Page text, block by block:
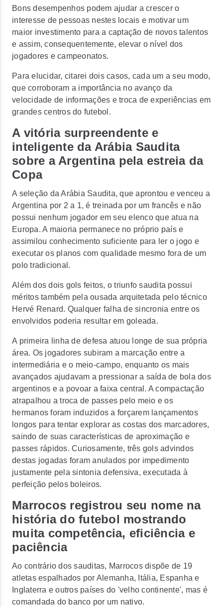
Bons desempenhos podem ajudar a crescer o
interesse de pessoas nestes locais e motivar um
maior investimento para a captação de novos talentos
e assim, consequentemente, elevar o nível dos
jogadores e campeonatos.
Para elucidar, citarei dois casos, cada um a seu modo,
que corroboram a importância no avanço da
velocidade de informações e troca de experiências em
grandes centros do futebol.
A vitória surpreendente e
inteligente da Arábia Saudita
sobre a Argentina pela estreia da
Copa
A seleção da Arábia Saudita, que aprontou e venceu a
Argentina por 2 a 1, é treinada por um francês e não
possui nenhum jogador em seu elenco que atua na
Europa. A maioria permanece no próprio país e
assimilou conhecimento suficiente para ler o jogo e
executar os planos com qualidade mesmo fora de um
polo tradicional.
Além dos dois gols feitos, o triunfo saudita possui
méritos também pela ousada arquitetada pelo técnico
Hervé Renard. Qualquer falha de sincronia entre os
envolvidos poderia resultar em goleada.
A primeira linha de defesa atuou longe de sua própria
área. Os jogadores subiram a marcação entre a
intermediária e o meio-campo, enquanto os mais
avançados ajudavam a pressionar a saída de bola dos
argentinos e a povoar a faixa central. A compactação
atrapalhou a troca de passes pelo meio e os
hermanos foram induzidos a forçarem lançamentos
longos para tentar explorar as costas dos marcadores,
saindo de suas características de aproximação e
passes rápidos. Curiosamente, três gols advindos
destas jogadas foram anulados por impedimento
justamente pela sintonia defensiva, executada à
perfeição pelos boleiros.
Marrocos registrou seu nome na
história do futebol mostrando
muita competência, eficiência e
paciência
Ao contrário dos sauditas, Marrocos dispõe de 19
atletas espalhados por Alemanha, Itália, Espanha e
Inglaterra e outros países do 'velho continente', mas é
comandada do banco por um nativo.